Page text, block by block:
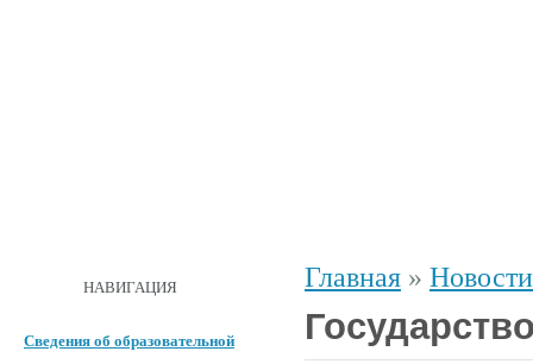
НАВИГАЦИЯ
Сведения об образовательной
Главная » Новости